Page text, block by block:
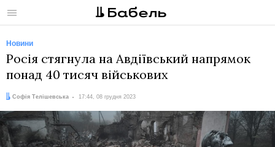
Меню
Новини
Росія стягнула на Авдіївський напрямок
понад 40 тисяч військових
Автор:
Софія Телішевська
Дата: 17:44, 08 грудня 2023